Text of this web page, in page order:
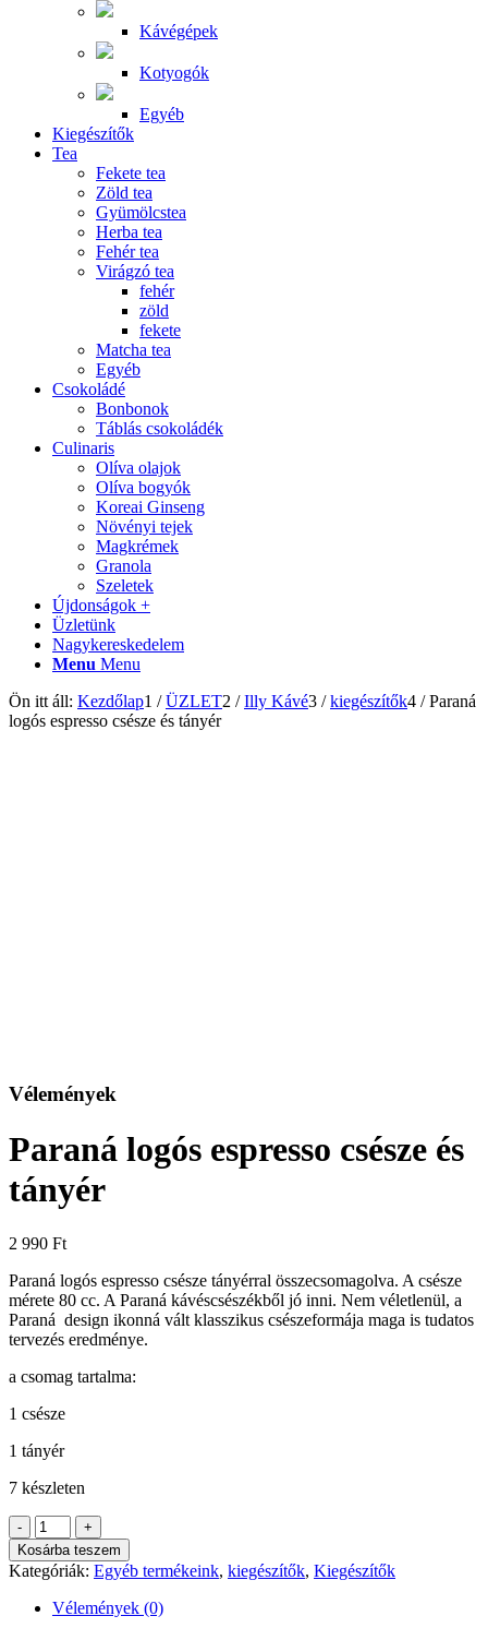
Kávégépek
Kotyogók
Egyéb
Kiegészítők
Tea
Fekete tea
Zöld tea
Gyümölcstea
Herba tea
Fehér tea
Virágzó tea
fehér
zöld
fekete
Matcha tea
Egyéb
Csokoládé
Bonbonok
Táblás csokoládék
Culinaris
Olíva olajok
Olíva bogyók
Koreai Ginseng
Növényi tejek
Magkrémek
Granola
Szeletek
Újdonságok +
Üzletünk
Nagykereskedelem
Menu Menu
Ön itt áll: Kezdőlap1 / ÜZLET2 / Illy Kávé3 / kiegészítők4 / Paraná
logós espresso csésze és tányér
Vélemények
Paraná logós espresso csésze és
tányér
2 990 Ft
Paraná logós espresso csésze tányérral összecsomagolva. A csésze
mérete 80 cc. A Paraná kávéscsészékből jó inni. Nem véletlenül, a
Paraná design ikonná vált klasszikus csészeformája maga is tudatos
tervezés eredménye.
a csomag tartalma:
1 csésze
1 tányér
7 készleten
-
Paraná
logós
espresso
csésze
és
tányér
+
Kosárba teszem
Kategóriák: Egyéb termékeink, kiegészítők, Kiegészítők
Vélemények (0)